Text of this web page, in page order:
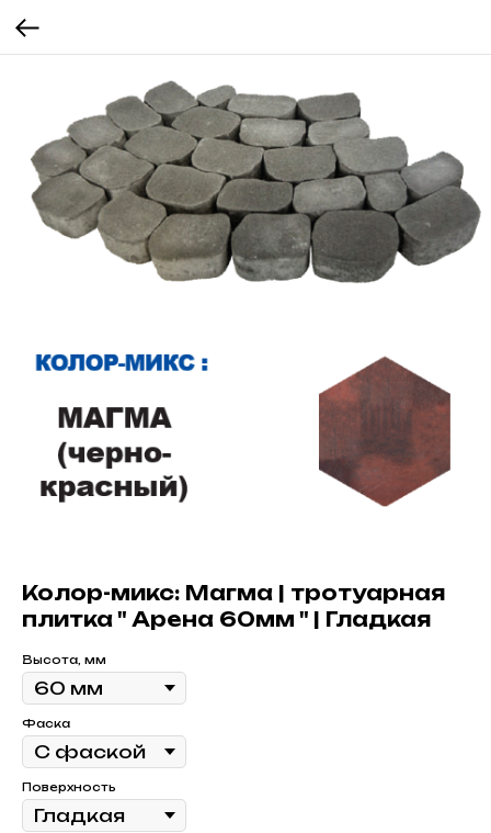
Колор-микс: Магма | тротуарная
плитка " Арена 60мм " | Гладкая
Высота, мм
Фаска
Поверхность